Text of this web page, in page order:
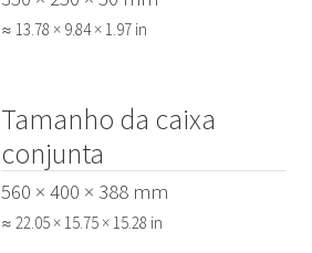
≈ 13.78 × 9.84 × 1.97 in
Tamanho da caixa
conjunta
560 × 400 × 388 mm
≈ 22.05 × 15.75 × 15.28 in